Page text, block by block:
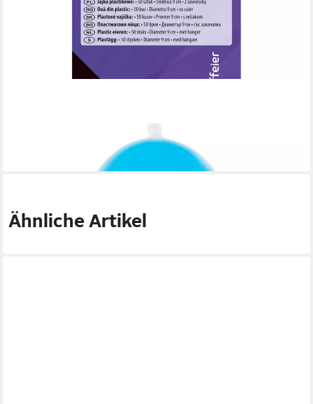
lieferbar - in 2-3 Werktagen bei dir
Ähnliche Artikel